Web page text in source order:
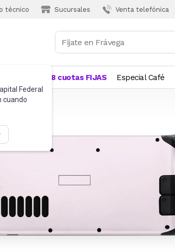
técnico Sucursales Venta telefónica
Federal
cuando
18 cuotas FIJAS Especial Café